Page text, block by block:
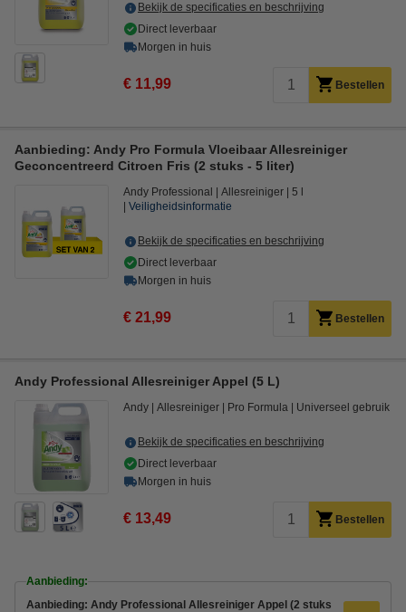
Bekijk de specificaties en beschrijving
Direct leverbaar
Morgen in huis
€ 11,99 Bestellen
Aanbieding: Andy Pro Formula Vloeibaar Allesreiniger
Geconcentreerd Citroen Fris (2 stuks - 5 liter)
Andy Professional Allesreiniger
5 l
Veiligheidsinformatie
Bekijk de specificaties en beschrijving
Direct leverbaar
Morgen in huis
€ 21,99 Bestellen
Andy Professional Allesreiniger Appel (5 L)
Andy Allesreiniger Pro Formula Universeel gebruik
Bekijk de specificaties en beschrijving
Direct leverbaar
Morgen in huis
€ 13,49 Bestellen
Aanbieding:
Aanbieding: Andy Professional Allesreiniger Appel (2 stuks